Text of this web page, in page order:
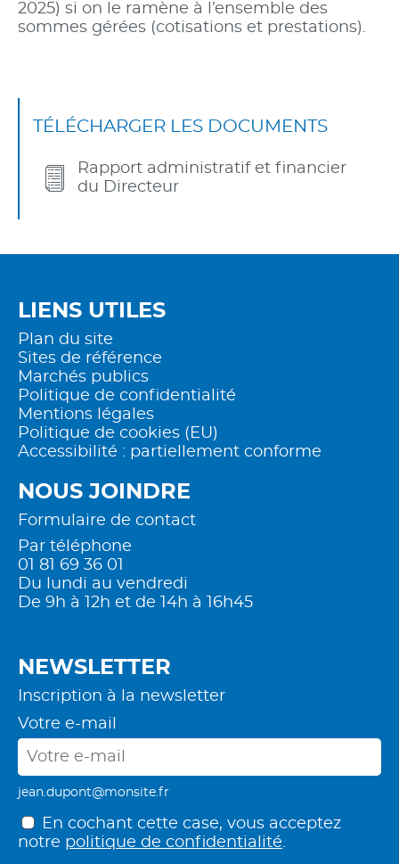
2025) si on le ramène à l’ensemble des
sommes gérées (cotisations et prestations).
TÉLÉCHARGER LES DOCUMENTS
Rapport administratif et financier
du Directeur
LIENS UTILES
Plan du site
Sites de référence
Marchés publics
Politique de confidentialité
Mentions légales
Politique de cookies (EU)
Accessibilité : partiellement conforme
NOUS JOINDRE
Formulaire de contact
Par téléphone
01 81 69 36 01
Du lundi au vendredi
De 9h à 12h et de 14h à 16h45
NEWSLETTER
Inscription à la newsletter
Votre e-mail
jean.dupont@monsite.fr
En cochant cette case, vous acceptez
notre politique de confidentialité.